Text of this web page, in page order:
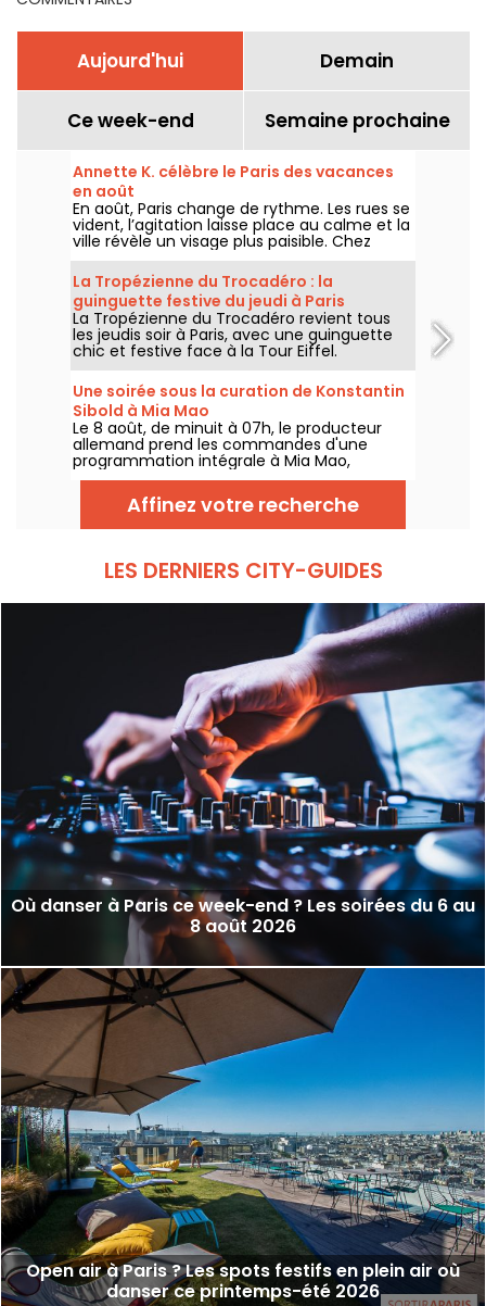
Aujourd'hui Demain
Ce week-end Semaine prochaine
Annette K. célèbre le Paris des vacances
en août
En août, Paris change de rythme. Les rues se
vident, l’agitation laisse place au calme et la
ville révèle un visage plus paisible. Chez
Annette K., on profite de cette parenthèse
unique pour prolonger l’esprit des vacances,
les pieds presque dans l’eau, avant le retour
à la rentrée.
La Tropézienne du Trocadéro : la
guinguette festive du jeudi à Paris
La Tropézienne du Trocadéro revient tous
les jeudis soir à Paris, avec une guinguette
chic et festive face à la Tour Eiffel.
Une soirée sous la curation de Konstantin
Sibold à Mia Mao
Le 8 août, de minuit à 07h, le producteur
allemand prend les commandes d'une
programmation intégrale à Mia Mao,
entouré de Hardt Antoine et EG, pour une
soirée qui traverse la house mélodique, la
techno et leurs zones frontières.
Affinez votre recherche
LES DERNIERS CITY-GUIDES
Où danser à Paris ce week-end ? Les soirées du 6 au
8 août 2026
Open air à Paris ? Les spots festifs en plein air où
danser ce printemps-été 2026